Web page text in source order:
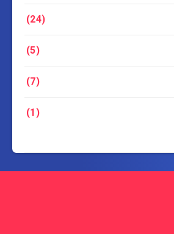
(24)
(5)
(7)
(1)